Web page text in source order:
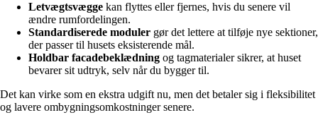
Letvægtsvægge kan flyttes eller fjernes, hvis du senere vil
ændre rumfordelingen.
Standardiserede moduler gør det lettere at tilføje nye sektioner,
der passer til husets eksisterende mål.
Holdbar facadebeklædning og tagmaterialer sikrer, at huset
bevarer sit udtryk, selv når du bygger til.
Det kan virke som en ekstra udgift nu, men det betaler sig i fleksibilitet
og lavere ombygningsomkostninger senere.